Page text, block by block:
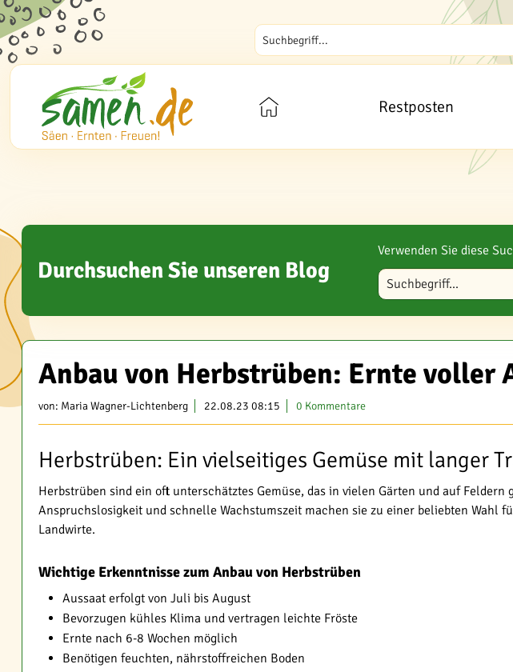
Restposten
Durchsuchen Sie unseren Blog
Verwenden Sie diese
Blog durchsuchen
Anbau von Herbstrüben: Ernte voller
von: Maria Wagner-Lichtenberg 22.08.23 08:15 0 Kommentare
Herbstrüben: Ein vielseitiges Gemüse mit langer
Herbstrüben sind ein oft unterschätztes Gemüse, das in vielen Gärten und auf Feldern
Anspruchslosigkeit und schnelle Wachstumszeit machen sie zu einer beliebten Wahl
Landwirte.
Wichtige Erkenntnisse zum Anbau von Herbstrüben
Aussaat erfolgt von Juli bis August
Bevorzugen kühles Klima und vertragen leichte Fröste
Ernte nach 6-8 Wochen möglich
Benötigen feuchten, nährstoffreichen Boden